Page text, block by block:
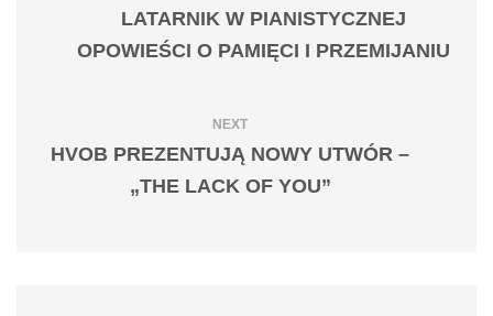
LATARNIK W PIANISTYCZNEJ
OPOWIEŚCI O PAMIĘCI I PRZEMIJANIU
NEXT
HVOB PREZENTUJĄ NOWY UTWÓR –
„THE LACK OF YOU”